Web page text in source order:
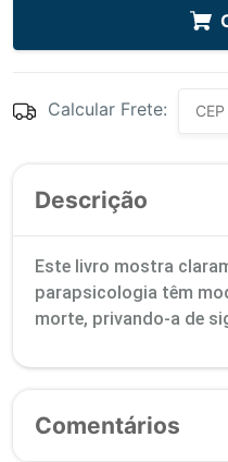
Calcular Frete:
Descrição
Este livro mostra
parapsicologia têm
morte, privando-a de
Comentários